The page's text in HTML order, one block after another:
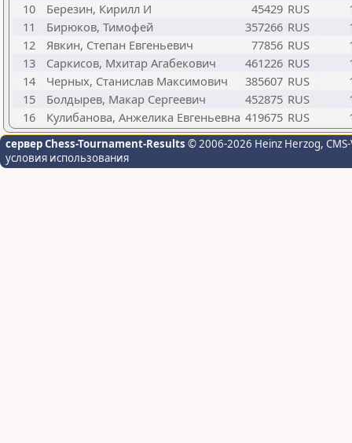
10
Березин, Кирилл И 45429 RUS
11
Бирюков, Тимофей 357266 RUS
12
Явкин, Степан Евгеньевич 77856 RUS
13
Саркисов, Мхитар Агабекович 461226 RUS
14
Черных, Станислав Максимович 385607 RUS
15
Болдырев, Макар Сергеевич 452875 RUS
16
Кулибанова, Анжелика Евгеньевна 419675 RUS
сервер Chess-Tournament-Results © 2006-2026 Heinz Herzog,
условия использования